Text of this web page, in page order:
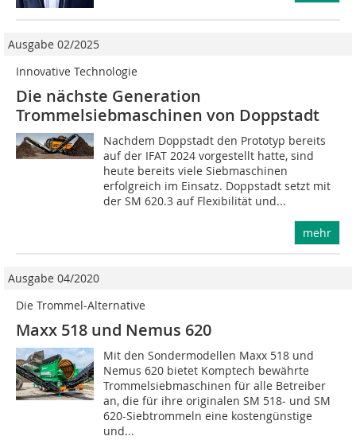
Ausgabe 02/2025
Innovative Technologie
Die nächste Generation
Trommelsiebmaschinen von Doppstadt
Nachdem Doppstadt den Prototyp bereits
auf der IFAT 2024 vorgestellt hatte, sind
heute bereits viele Siebmaschinen
erfolgreich im Einsatz. Doppstadt setzt mit
der SM 620.3 auf Flexibilität und...
mehr
Ausgabe 04/2020
Die Trommel-Alternative
Maxx 518 und Nemus 620
Mit den Sondermodellen Maxx 518 und
Nemus 620 bietet Komptech bewährte
Trommelsiebmaschinen für alle Betreiber
an, die für ihre originalen SM 518- und SM
620-Siebtrommeln eine kostengünstige
und...